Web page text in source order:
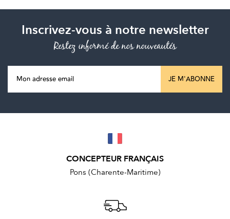
Inscrivez-vous à notre newsletter
Restez informé de nos nouveautés
JE M'ABONNE
CONCEPTEUR FRANÇAIS
Pons (Charente-Maritime)